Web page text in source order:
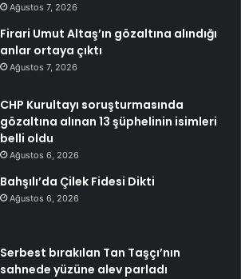
Ağustos 7, 2026
Firari Umut Altaş’ın gözaltına alındığı
anlar ortaya çıktı
Ağustos 7, 2026
CHP Kurultayı soruşturmasında
gözaltına alınan 13 şüphelinin isimleri
belli oldu
Ağustos 6, 2026
Bahşılı’da Çilek Fidesi Dikti
Ağustos 6, 2026
Serbest bırakılan Tan Taşçı’nın
sahnede yüzüne alev parladı